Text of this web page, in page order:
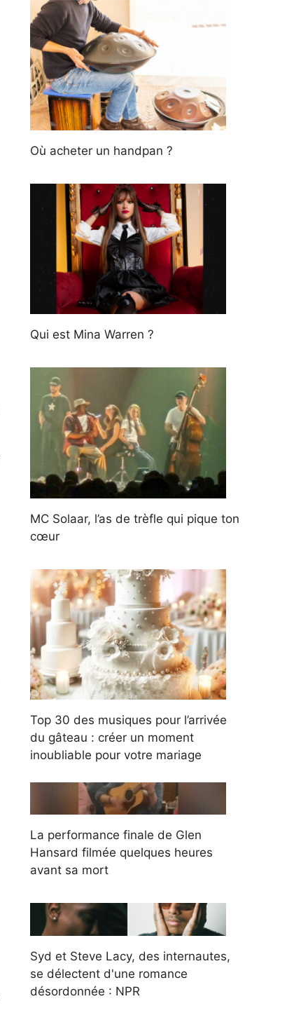
Où acheter un handpan ?
Qui est Mina Warren ?
MC Solaar, l’as de trèfle qui pique ton
cœur
Top 30 des musiques pour l’arrivée
du gâteau : créer un moment
inoubliable pour votre mariage
La performance finale de Glen
Hansard filmée quelques heures
avant sa mort
Syd et Steve Lacy, des internautes,
se délectent d'une romance
désordonnée : NPR